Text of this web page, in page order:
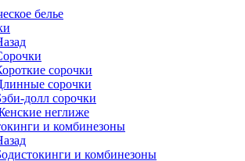
белье
сорочки
сорочки
долл сорочки
неглиже
и комбинезоны
и комбинезоны